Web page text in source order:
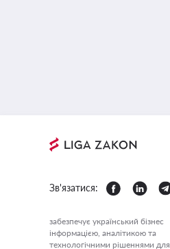
Зв'язатися:
забезпечує український бізнес
інформацією, аналітикою та
технологічними рішеннями для